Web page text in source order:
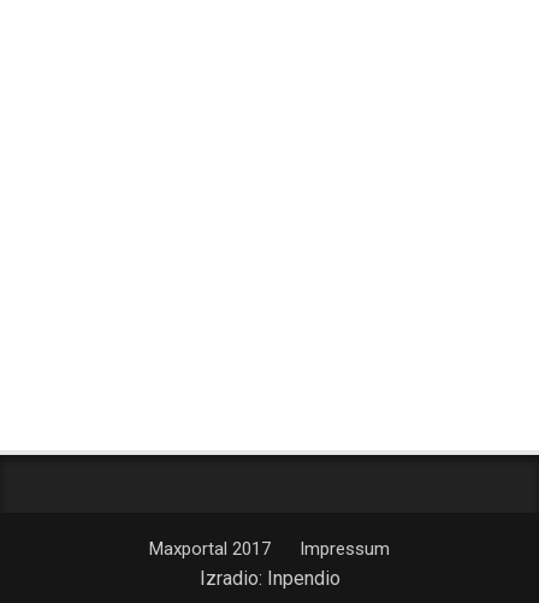
Maxportal 2017 Impressum
Izradio: Inpendio